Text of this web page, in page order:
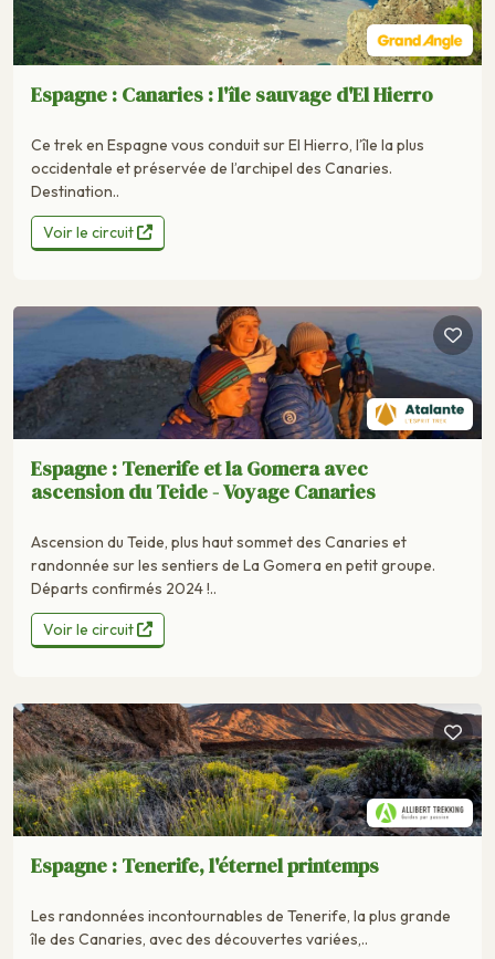
Espagne : Canaries : l'île sauvage d'El Hierro
Ce trek en Espagne vous conduit sur El Hierro, l’île la plus
occidentale et préservée de l’archipel des Canaries.
Destination..
Voir le circuit
Espagne : Tenerife et la Gomera avec
ascension du Teide - Voyage Canaries
Ascension du Teide, plus haut sommet des Canaries et
randonnée sur les sentiers de La Gomera en petit groupe.
Départs confirmés 2024 !..
Voir le circuit
Espagne : Tenerife, l'éternel printemps
Les randonnées incontournables de Tenerife, la plus grande
île des Canaries, avec des découvertes variées,..